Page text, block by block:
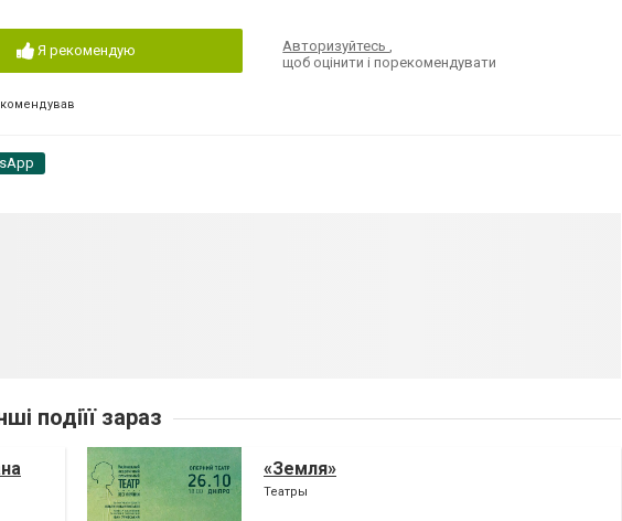
Я рекомендую Авторизуйтесь
щоб оцінити і порекомендувати
подіїї зараз
«Земля»
Театры